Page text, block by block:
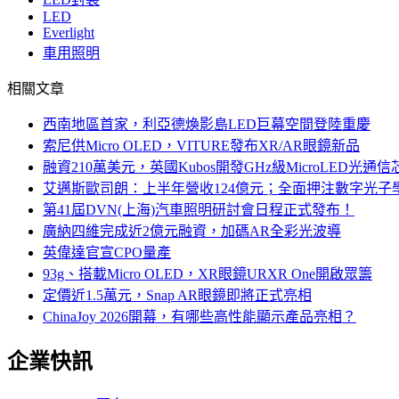
LED
Everlight
車用照明
相關文章
西南地區首家，利亞德煥影島LED巨幕空間登陸重慶
索尼供Micro OLED，VITURE發布XR/AR眼鏡新品
融資210萬美元，英國Kubos開發GHz級MicroLED光通信
艾邁斯歐司朗：上半年營收124億元；全面押注數字光子
第41屆DVN(上海)汽車照明研討會日程正式發布！
廣納四維完成近2億元融資，加碼AR全彩光波導
英偉達官宣CPO量產
93g、搭載Micro OLED，XR眼鏡URXR One開啟眾籌
定價近1.5萬元，Snap AR眼鏡即將正式亮相
ChinaJoy 2026開幕，有哪些高性能顯示產品亮相？
企業快訊